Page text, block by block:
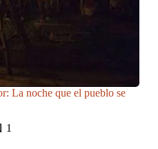
La noche que el pueblo se
1